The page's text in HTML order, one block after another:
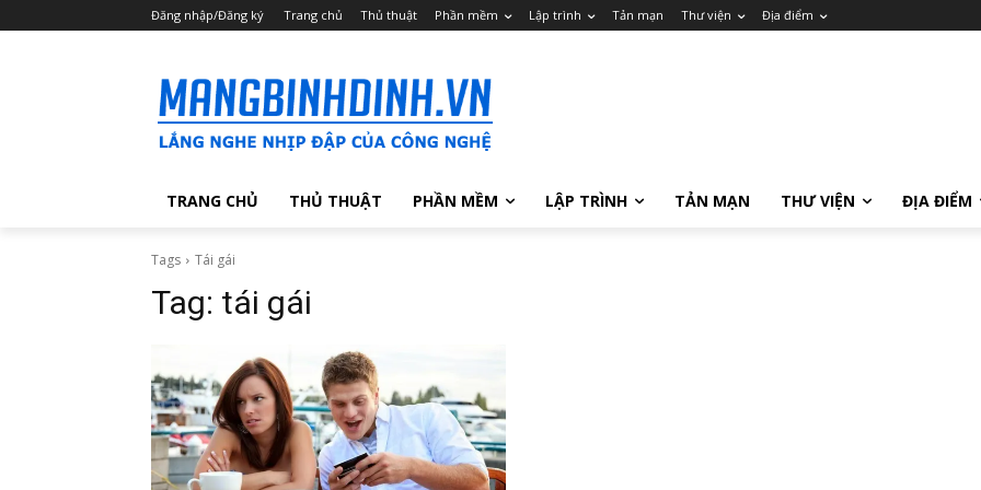
Đăng nhập/Đăng ký Trang chủ Thủ thuật Phần mềm Lập trình Tản mạn Thư viện Địa điểm
TRANG CHỦ THỦ THUẬT PHẦN MỀM LẬP TRÌNH TẢN MẠN THƯ VIỆN ĐỊA ĐIỂM
Tags Tái gái
Tag: tái gái